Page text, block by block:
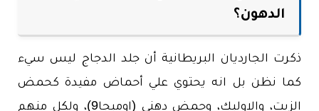
الدهون؟
ذكرت الجارديان البريطانية أن جلد الدجاج ليس سيء
كما نظن بل انه يحتوي علي أحماض مفيدة كحمض
الزيت، والاوليك، وحمض دهني (اوميجا9)، ولكل منهم